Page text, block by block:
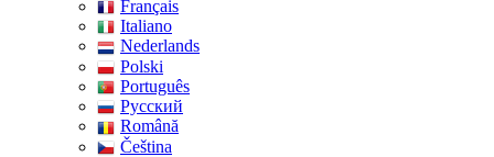
Français
Italiano
Nederlands
Polski
Português
Pусский
Română
Čeština